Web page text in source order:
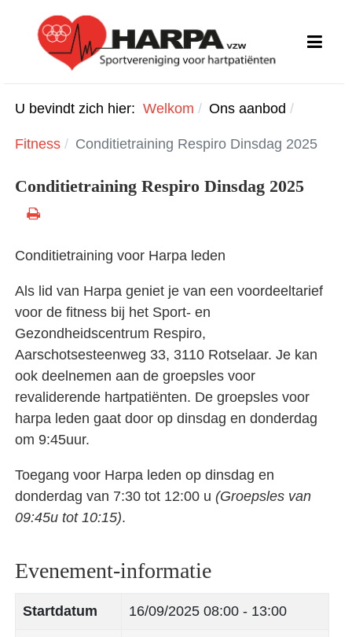
U bevindt zich hier: Welkom Ons aanbod
Fitness Conditietraining Respiro Dinsdag 2025
Conditietraining Respiro Dinsdag 2025
Conditietraining voor Harpa leden
Als lid van Harpa geniet je van een voordeeltarief
voor de fitness bij het Sport- en
Gezondheidscentrum Respiro,
Aarschotsesteenweg 33, 3110 Rotselaar. Je kan
ook deelnemen aan de groepsles voor
revaliderende hartpatiënten. De groepsles voor
harpa leden gaat door op dinsdag en donderdag
om 9:45uur.
Toegang voor Harpa leden op dinsdag en
donderdag van 7:30 tot 12:00 u (Groepsles van
09:45u tot 10:15).
Evenement-informatie
Startdatum 16/09/2025 08:00 - 13:00